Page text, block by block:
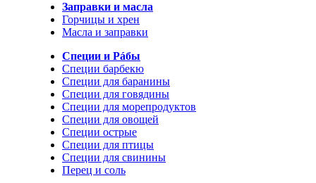
Заправки и масла
Горчицы и хрен
Масла и заправки
Специи и Рáбы
Специи барбекю
Специи для баранины
Специи для говядины
Специи для морепродуктов
Специи для овощей
Специи острые
Специи для птицы
Специи для свинины
Перец и соль